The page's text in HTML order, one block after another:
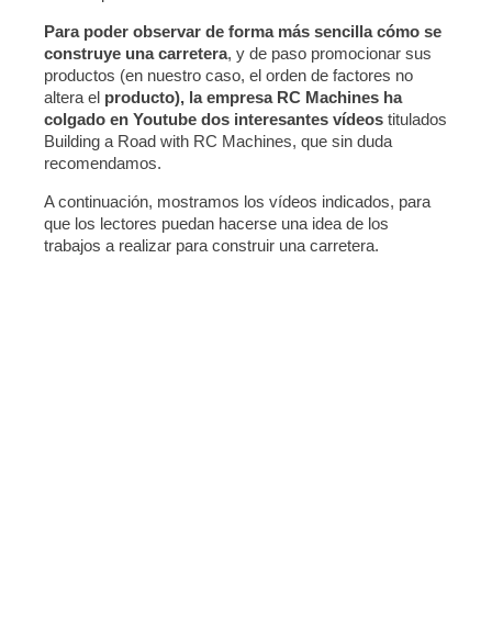
Para poder observar de forma más sencilla cómo se
construye una carretera, y de paso promocionar sus
productos (en nuestro caso, el orden de factores no
altera el producto), la empresa RC Machines ha
colgado en Youtube dos interesantes vídeos titulados
Building a Road with RC Machines, que sin duda
recomendamos.
A continuación, mostramos los vídeos indicados, para
que los lectores puedan hacerse una idea de los
trabajos a realizar para construir una carretera.